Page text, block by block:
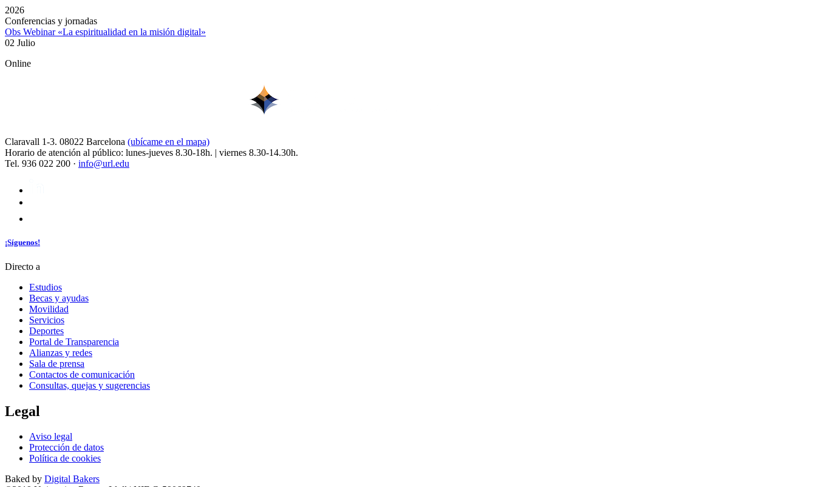
2026
Conferencias y jornadas
Obs Webinar «La espiritualidad en la misión digital»
02 Julio
Online
Claravall 1-3. 08022 Barcelona (ubícame en el mapa)
Horario de atención al público: lunes-jueves 8.30-18h. | viernes 8.30-14.30h.
Tel. 936 022 200 · info@url.edu
¡Síguenos!
Directo a
Estudios
Becas y ayudas
Movilidad
Servicios
Deportes
Portal de Transparencia
Alianzas y redes
Sala de prensa
Contactos de comunicación
Consultas, quejas y sugerencias
Legal
Aviso legal
Protección de datos
Política de cookies
Baked by Digital Bakers